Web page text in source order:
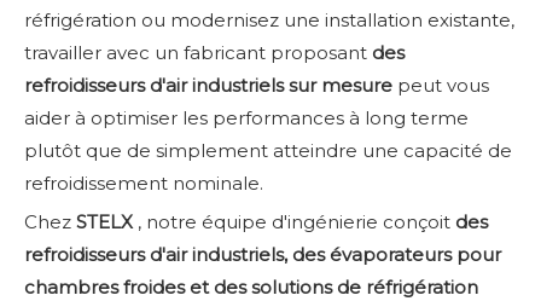
réfrigération ou modernisez une installation existante,
travailler avec un fabricant proposant des
refroidisseurs d'air industriels sur mesure peut vous
aider à optimiser les performances à long terme
plutôt que de simplement atteindre une capacité de
refroidissement nominale.
Chez STELX , notre équipe d'ingénierie conçoit des
refroidisseurs d'air industriels, des évaporateurs pour
chambres froides et des solutions de réfrigération